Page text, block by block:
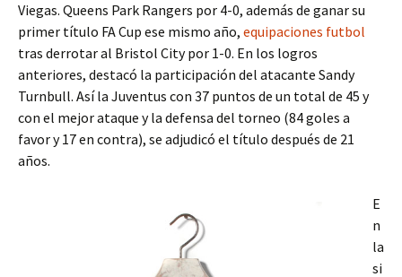
Viegas. Queens Park Rangers por 4-0, además de ganar su
primer título FA Cup ese mismo año, equipaciones futbol
tras derrotar al Bristol City por 1-0. En los logros
anteriores, destacó la participación del atacante Sandy
Turnbull. Así la Juventus con 37 puntos de un total de 45 y
con el mejor ataque y la defensa del torneo (84 goles a
favor y 17 en contra), se adjudicó el título después de 21
años.
E
n
la
si